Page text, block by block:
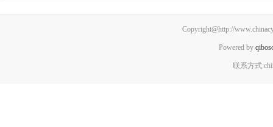
Copyright@http://
Powered by
联系方式